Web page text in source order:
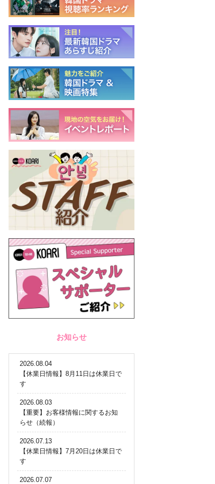
お知らせ
2026.08.04
【休業日情報】8月11日は休業日で
す
2026.08.03
【重要】お客様情報に関するお知
らせ（続報）
2026.07.13
【休業日情報】7月20日は休業日で
す
2026.07.07